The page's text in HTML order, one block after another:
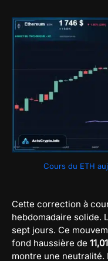
Cours du ETH
Cette correction à
hebdomadaire solide.
sept jours. Ce
fond haussière de
montre une neutralité.